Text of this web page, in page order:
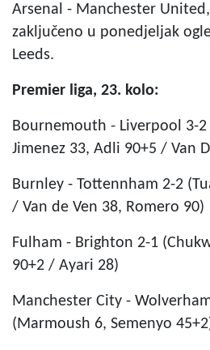
Arsenal - Manchester
zaključeno u ponedjeljak
Leeds.
Premier liga, 23. kolo:
Bournemouth - Liverpool 3-2
Jimenez 33, Adli 90+5 / Van
Burnley - Tottennham 2-2
/ Van de Ven 38, Romero 90)
Fulham - Brighton 2-1
90+2 / Ayari 28)
Manchester City -
(Marmoush 6, Semenyo